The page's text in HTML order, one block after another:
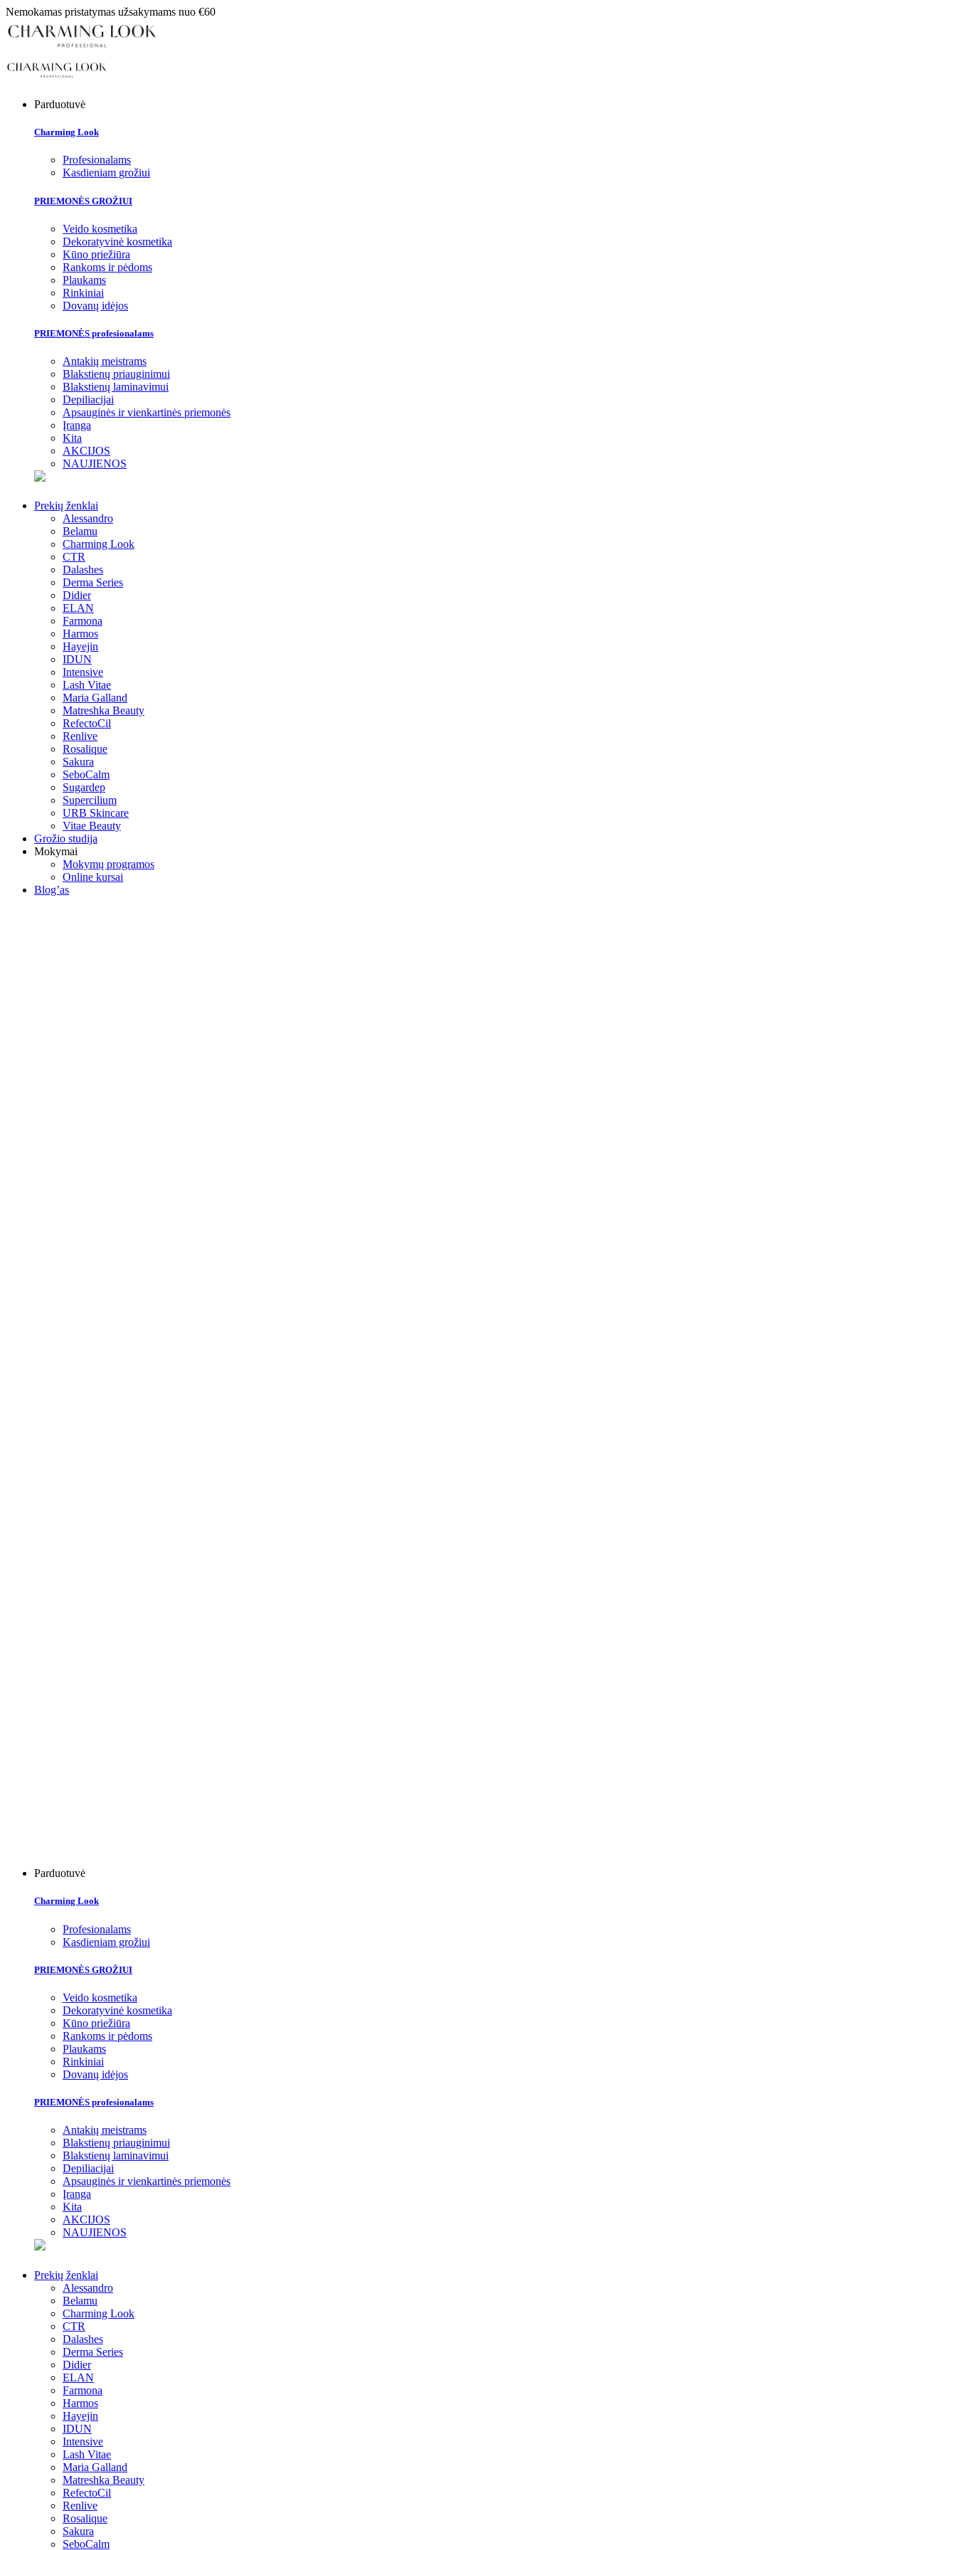
Nemokamas pristatymas užsakymams nuo €60
Parduotuvė
Charming Look
Profesionalams
Kasdieniam grožiui
PRIEMONĖS GROŽIUI
Veido kosmetika
Dekoratyvinė kosmetika
Kūno priežiūra
Rankoms ir pėdoms
Plaukams
Rinkiniai
Dovanų idėjos
PRIEMONĖS profesionalams
Antakių meistrams
Blakstienų priauginimui
Blakstienų laminavimui
Depiliacijai
Apsauginės ir vienkartinės priemonės
Įranga
Kita
AKCIJOS
NAUJIENOS
Prekių ženklai
Alessandro
Belamu
Charming Look
CTR
Dalashes
Derma Series
Didier
ELAN
Farmona
Harmos
Hayejin
IDUN
Intensive
Lash Vitae
Maria Galland
Matreshka Beauty
RefectoCil
Renlive
Rosalique
Sakura
SeboCalm
Sugardep
Supercilium
URB Skincare
Vitae Beauty
Grožio studija
Mokymai
Mokymų programos
Online kursai
Blog’as
Parduotuvė
Charming Look
Profesionalams
Kasdieniam grožiui
PRIEMONĖS GROŽIUI
Veido kosmetika
Dekoratyvinė kosmetika
Kūno priežiūra
Rankoms ir pėdoms
Plaukams
Rinkiniai
Dovanų idėjos
PRIEMONĖS profesionalams
Antakių meistrams
Blakstienų priauginimui
Blakstienų laminavimui
Depiliacijai
Apsauginės ir vienkartinės priemonės
Įranga
Kita
AKCIJOS
NAUJIENOS
Prekių ženklai
Alessandro
Belamu
Charming Look
CTR
Dalashes
Derma Series
Didier
ELAN
Farmona
Harmos
Hayejin
IDUN
Intensive
Lash Vitae
Maria Galland
Matreshka Beauty
RefectoCil
Renlive
Rosalique
Sakura
SeboCalm